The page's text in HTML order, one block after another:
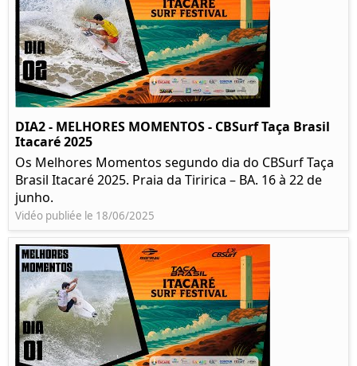
DIA2 - MELHORES MOMENTOS - CBSurf Taça Brasil
Itacaré 2025
Os Melhores Momentos segundo dia do CBSurf Taça
Brasil Itacaré 2025. Praia da Tiririca – BA. 16 à 22 de
junho.
Vidéo publiée le 18/06/2025